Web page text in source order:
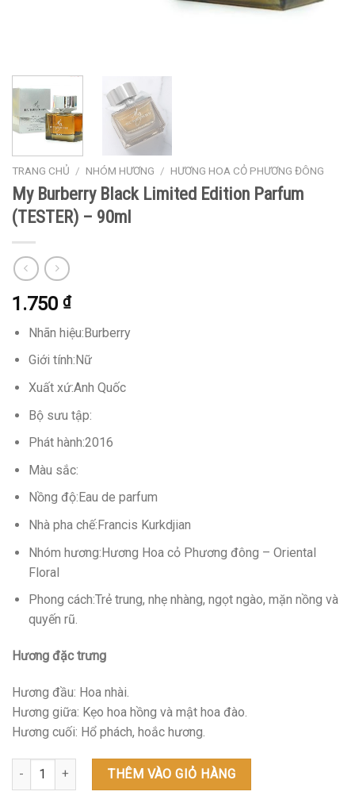
TRANG CHỦ / NHÓM HƯƠNG / HƯƠNG HOA CỎ PHƯƠNG ĐÔNG
My Burberry Black Limited Edition Parfum
(TESTER) – 90ml
1.750 ₫
Nhãn hiệu:Burberry
Giới tính:Nữ
Xuất xứ:Anh Quốc
Bộ sưu tập:
Phát hành:2016
Màu sắc:
Nồng độ:Eau de parfum
Nhà pha chế:Francis Kurkdjian
Nhóm hương:Hương Hoa cỏ Phương đông – Oriental
Floral
Phong cách:Trẻ trung, nhẹ nhàng, ngọt ngào, mặn nồng và
quyến rũ.
Hương đặc trưng
Hương đầu: Hoa nhài.
Hương giữa: Kẹo hoa hồng và mật hoa đào.
Hương cuối: Hổ phách, hoắc hương.
My Burberry Black Limited Edition Parfum (TESTER) - 90ml số
THÊM VÀO GIỎ HÀNG